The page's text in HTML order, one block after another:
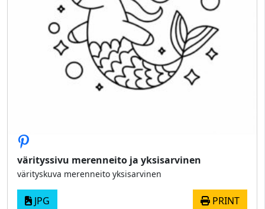
värityssivu merenneito ja yksisarvinen
värityskuva merenneito yksisarvinen
JPG PRINT